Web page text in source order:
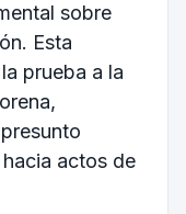
sobre
Esta
prueba a la
actos de